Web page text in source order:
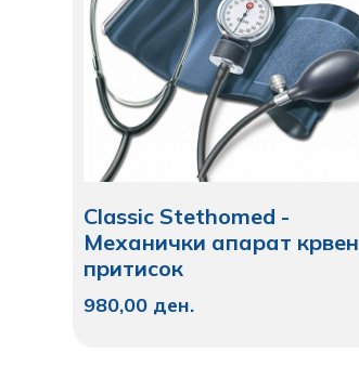
Classic Stethomed -
Механички апарат крвен
притисок
980,00 ден.